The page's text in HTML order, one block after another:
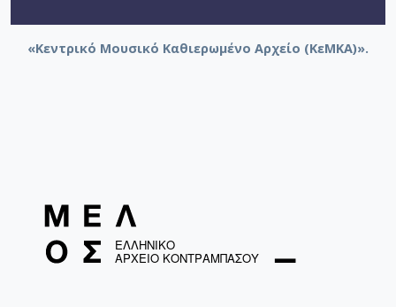
«Κεντρικό Μουσικό Καθιερωμένο Αρχείο (ΚεΜΚΑ)».